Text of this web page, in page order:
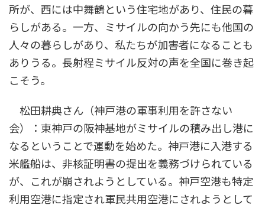
所が、西には中舞鶴という住宅地があり、住民の暮
らしがある。一方、ミサイルの向かう先にも他国の
人々の暮らしがあり、私たちが加害者になることも
ありうる。長射程ミサイル反対の声を全国に巻き起
こそう。
松田耕典さん（神戸港の軍事利用を許さない
会）：東神戸の阪神基地がミサイルの積み出し港に
なるということで運動を始めた。神戸港に入港する
米艦船は、非核証明書の提出を義務づけられている
が、これが崩されようとしている。神戸空港も特定
利用空港に指定され軍民共用空港にされようとして